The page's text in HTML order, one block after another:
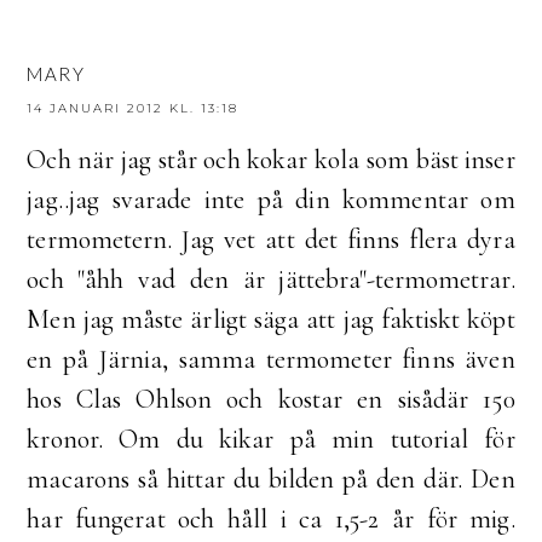
MARY
14 JANUARI 2012 KL. 13:18
Och när jag står och kokar kola som bäst inser
jag..jag svarade inte på din kommentar om
termometern. Jag vet att det finns flera dyra
och "åhh vad den är jättebra"-termometrar.
Men jag måste ärligt säga att jag faktiskt köpt
en på Järnia, samma termometer finns även
hos Clas Ohlson och kostar en sisådär 150
kronor. Om du kikar på min tutorial för
macarons så hittar du bilden på den där. Den
har fungerat och håll i ca 1,5-2 år för mig.